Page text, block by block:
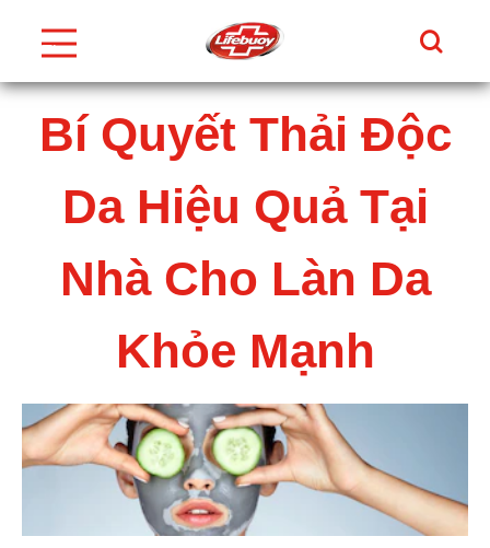
Skip to content
Tìm
Thực
Bí Quyết Thải Độc
Da Hiệu Quả Tại
Nhà Cho Làn Da
Khỏe Mạnh